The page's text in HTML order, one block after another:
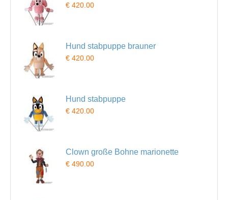
€ 420.00
Hund stabpuppe brauner
€ 420.00
Hund stabpuppe
€ 420.00
Clown große Bohne marionette
€ 490.00